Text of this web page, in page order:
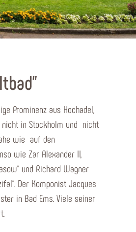
Prominenz aus Hochadel,
nicht in Stockholm und nicht
wie auf den
wie Zar Alexander II,
und Richard Wagner
Der Komponist Jacques
in Bad Ems. Viele seiner